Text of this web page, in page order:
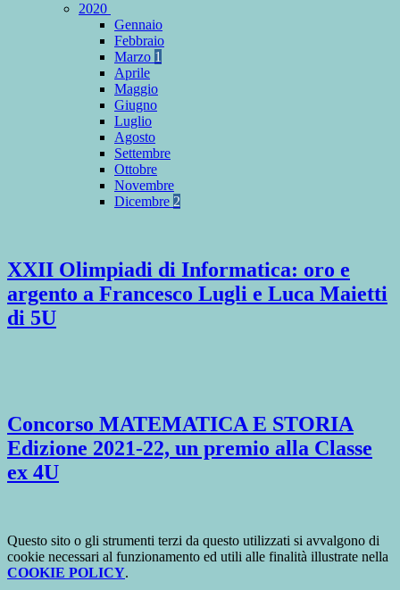
2020
Gennaio
Febbraio
Marzo 1
Aprile
Maggio
Giugno
Luglio
Agosto
Settembre
Ottobre
Novembre
Dicembre 2
XXII Olimpiadi di Informatica: oro e
argento a Francesco Lugli e Luca Maietti
di 5U
Concorso MATEMATICA E STORIA
Edizione 2021-22, un premio alla Classe
ex 4U
Questo sito o gli strumenti terzi da questo utilizzati si avvalgono di
cookie necessari al funzionamento ed utili alle finalità illustrate nella
COOKIE POLICY.